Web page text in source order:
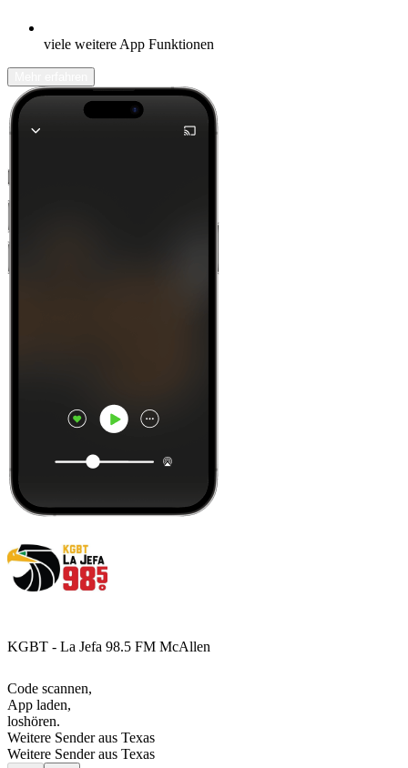
viele weitere App Funktionen
KGBT - La Jefa 98.5 FM McAllen
Code scannen,
App laden,
loshören.
Weitere Sender aus Texas
Weitere Sender aus Texas